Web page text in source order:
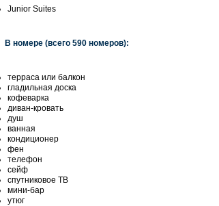
Junior Suites
В номере (всего 590 номеров):
терраса или балкон
гладильная доска
кофеварка
диван-кровать
душ
ванная
кондиционер
фен
телефон
сейф
спутниковое ТВ
мини-бар
утюг